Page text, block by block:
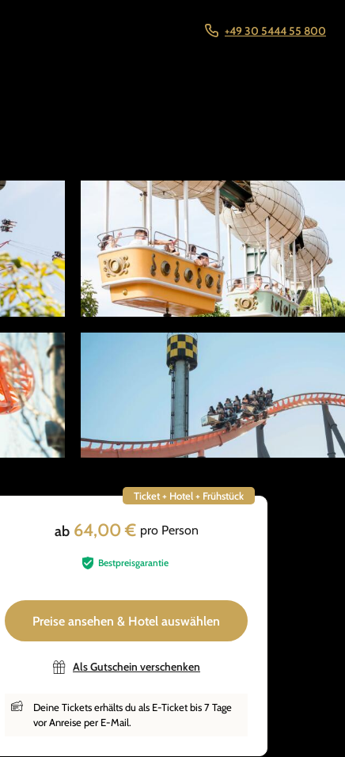
+49 30 5444 55 800
Ticket + Hotel + Frühstück
ab 64,00 € pro Person
Bestpreisgarantie
Preise ansehen & Hotel auswählen
Als Gutschein verschenken
Deine Tickets erhälts du als E-Ticket bis 7 Tage
vor Anreise per E-Mail.